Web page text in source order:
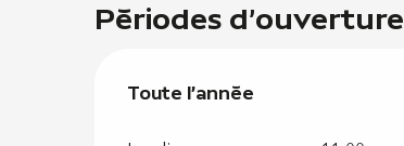
Périodes d'ouverture
Toute l'année
Toute l'année